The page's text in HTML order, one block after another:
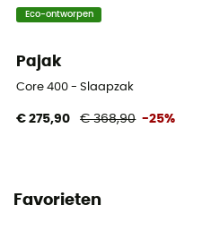
5°C
Extreme Temperatuur
-15°C
Vulgewicht
Opbergtas
Eco-ontworpen
Pajak
Core 400 - Slaapzak
€ 275,90 € 368,90 -25%
Favorieten